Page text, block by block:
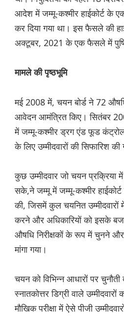
आदेश में जम्मू-कश्मीर हाईकोर्ट के
कर दिया गया था। इस फैसले की
अक्टूबर, 2021 के एक फैसले में
मामले की पृष्ठभूमि
मई 2008 में, चयन बोर्ड ने 72
आवेदन आमंत्रित किए। सितंबर
में जम्मू-कश्मीर ड्रग एंड फूड
के लिए उम्मीदवारों की सिफारिश की
कुछ उम्मीदवार जो चयन प्रक्रिया में
सके,ने जम्मू में जम्मू-कश्मीर हाईकोर्ट
की, जिसमें कुल चयनित
करने और अधिकारियों को इसके
औषधि निरीक्षकों के रूप में चुनने
मांगा गया।
चयन को विभिन्न आधारों पर
स्नातकोत्तर डिग्री वाले
मौखिक परीक्षा में ऐसे पीजी